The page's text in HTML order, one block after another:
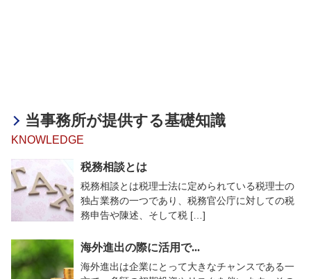
当事務所が提供する基礎知識
KNOWLEDGE
税務相談とは
税務相談とは税理士法に定められている税理士の
独占業務の一つであり、税務官公庁に対しての税
務申告や陳述、そして税 […]
海外進出の際に活用で...
海外進出は企業にとって大きなチャンスである一